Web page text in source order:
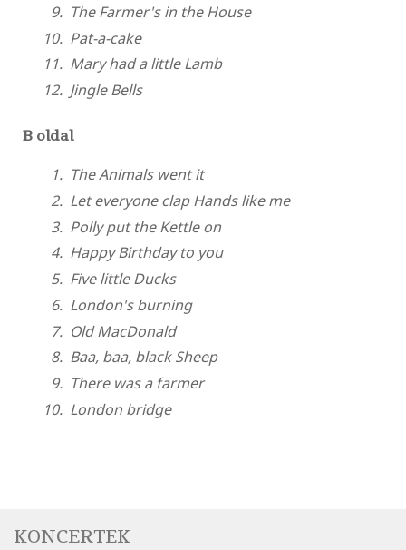
The Farmer's in the House
Pat-a-cake
Mary had a little Lamb
Jingle Bells
B oldal
The Animals went it
Let everyone clap Hands like me
Polly put the Kettle on
Happy Birthday to you
Five little Ducks
London's burning
Old MacDonald
Baa, baa, black Sheep
There was a farmer
London bridge
KONCERTEK